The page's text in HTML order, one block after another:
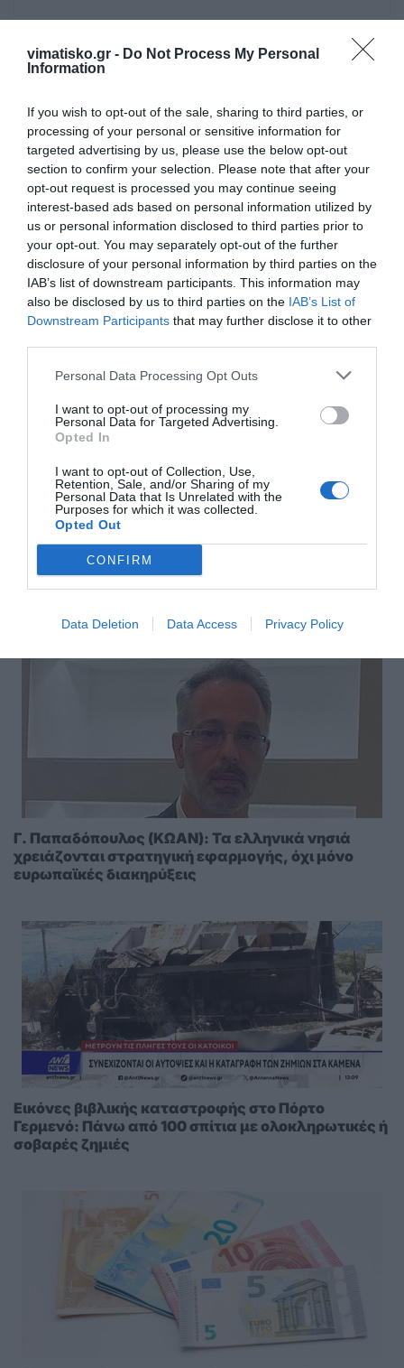
vimatisko.gr - Do Not Process My Personal
Information
If you wish to opt-out of the sale, sharing to third parties, or
processing of your personal or sensitive information for
targeted advertising by us, please use the below opt-out
section to confirm your selection. Please note that after your
opt-out request is processed you may continue seeing
interest-based ads based on personal information utilized by
us or personal information disclosed to third parties prior to
your opt-out. You may separately opt-out of the further
disclosure of your personal information by third parties on the
IAB’s list of downstream participants. This information may
also be disclosed by us to third parties on the IAB’s List of
Downstream Participants that may further disclose it to other
Personal Data Processing Opt Outs
I want to opt-out of processing my
Personal Data for Targeted Advertising.
Opted In
I want to opt-out of Collection, Use,
Retention, Sale, and/or Sharing of my
Personal Data that Is Unrelated with the
Purposes for which it was collected.
Opted Out
CONFIRM
Data Deletion Data Access Privacy Policy
Πρόσθεσε ένα σχόλιο
ΟΝΟΜΑ
ΤΙΤΛΟΣ
ΣΧΟΛΙΟ
Αποστολή
ΣΑΣ ΠΡΟΤΕΙΝΟΥΜΕ ΑΚΟΜΗ
Γ. Παπαδόπουλος (ΚΩΑΝ): Τα ελληνικά νησιά
χρειάζονται στρατηγική εφαρμογής, όχι μόνο
ευρωπαϊκές διακηρύξεις
Εικόνες βιβλικής καταστροφής στο Πόρτο
Γερμενό: Πάνω από 100 σπίτια με ολοκληρωτικές ή
σοβαρές ζημιές